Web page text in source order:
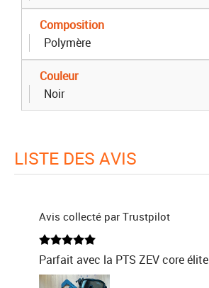
Composition
Polymère
Couleur
Noir
LISTE DES AVIS
Avis collecté par Trustpilot
Parfait avec la PTS ZEV core élite